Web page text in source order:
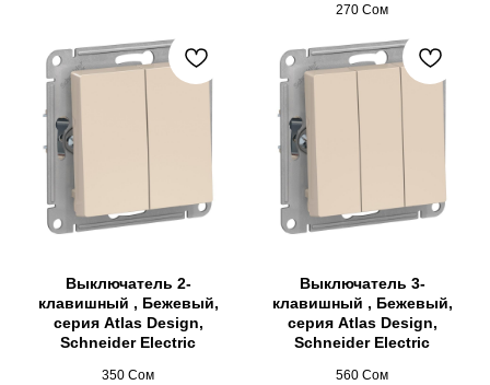
270 Сом
Выключатель 2-
клавишный , Бежевый,
серия Atlas Design,
Schneider Electric
350 Сом
Выключатель 3-
клавишный , Бежевый,
серия Atlas Design,
Schneider Electric
560 Сом